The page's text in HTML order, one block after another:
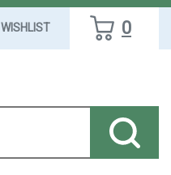
WISHLIST 0